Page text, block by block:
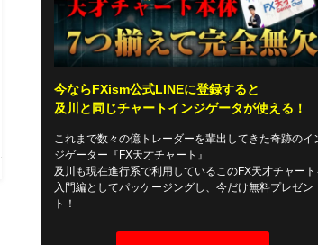
今ならFXism公式LINEに登録すると
及川と同じチャートインジゲータが使える！
これまで数々の億トレーダーを輩出してきた奇跡のイ
ジゲーター『FX天才チャート』
及川も現在進行系で利用しているこのFX天才チャート
入門編としてパッケージングし、今だけ無料プレゼン
ト！